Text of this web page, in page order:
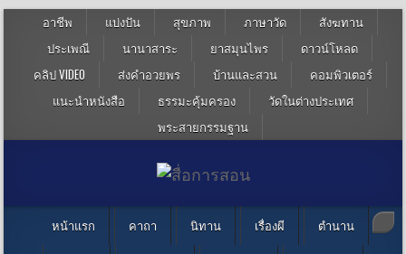
อาชีพ แบ่งปัน สุขภาพ ภาษาวัด
สังฆทาน
ประเพณี
นานาสาระ ยาสมุนไพร
ดาวน์โหลด
คลิป VIDEO
ส่งคำอวยพร บ้านและสวน
คอมพิวเตอร์
แนะนำหนังสือ
ธรรมะคุ้มครอง
วัดในต่างประเทศ
พระสายกรรมฐาน
หน้าแรก คาถา นิทาน เรื่องผี ตำนาน